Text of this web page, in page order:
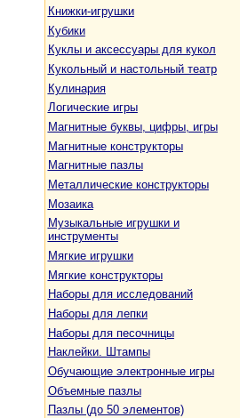
Книжки-игрушки
Кубики
Куклы и аксессуары для кукол
Кукольный и настольный театр
Кулинария
Логические игры
Магнитные буквы, цифры, игры
Магнитные конструкторы
Магнитные пазлы
Металлические конструкторы
Мозаика
Музыкальные игрушки и
инструменты
Мягкие игрушки
Мягкие конструкторы
Наборы для исследований
Наборы для лепки
Наборы для песочницы
Наклейки. Штампы
Обучающие электронные игры
Объемные пазлы
Пазлы (до 50 элементов)